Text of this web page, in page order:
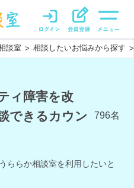
談室 > 相談したいお悩みから探す >
ィ障害を改
できるカウン
796名
ららか相談室を利用したいと